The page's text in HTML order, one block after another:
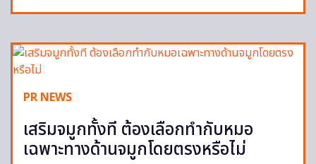
PR NEWS
เสริมจมูกทั้งที ต้องเลือกทำกับหมอ
เฉพาะทางด้านจมูกโดยตรงหรือไม่